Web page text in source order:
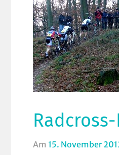
Am 15. November